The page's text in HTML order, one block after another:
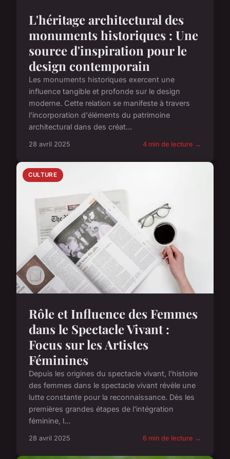
L'héritage architectural des
monuments historiques : Une
source d'inspiration pour le
design contemporain
Les monuments historiques exercent une
influence tangible et profonde sur le design
moderne. Cette relation se manifeste à travers
l'incorporation d'éléments du patrimoine
architectural dans des créat...
28 avril 2025 4 min de lecture →
CULTURE
Rôle et Influence des Femmes
dans le Spectacle Vivant :
Focus sur les Artistes
Féminines
Depuis les origines du spectacle vivant, l'histoire
des femmes dans le spectacle vivant révèle une
lutte constante pour la reconnaissance. Dès les
premières grandes étapes de l'intégration
féminine, l...
28 avril 2025 6 min de lecture →